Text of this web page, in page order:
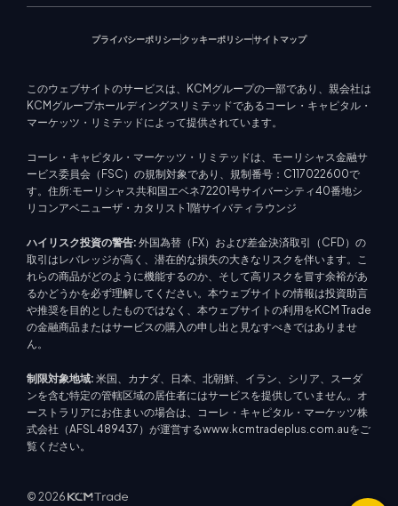
プライバシーポリシークッキーポリシーサイトマップ
このウェブサイトのサービスは、KCMグループの一部であり、親会社は
KCMグループホールディングスリミテッドであるコーレ・キャピタル・
マーケッツ・リミテッドによって提供されています。
コーレ・キャピタル・マーケッツ・リミテッドは、モーリシャス金融サ
ービス委員会（FSC）の規制対象であり、規制番号：C117022600で
す。住所:モーリシャス共和国エベネ72201号サイバーシティ40番地シ
リコンアベニューザ・カタリスト1階サイバティラウンジ
ハイリスク投資の警告: 外国為替（FX）および差金決済取引（CFD）の
取引はレバレッジが高く、潜在的な損失の大きなリスクを伴います。こ
れらの商品がどのように機能するのか、そして高リスクを冒す余裕があ
るかどうかを必ず理解してください。本ウェブサイトの情報は投資助言
や推奨を目的としたものではなく、本ウェブサイトの利用をKCM Trade
の金融商品またはサービスの購入の申し出と見なすべきではありませ
ん。
制限対象地域: 米国、カナダ、日本、北朝鮮、イラン、シリア、スーダ
ンを含む特定の管轄区域の居住者にはサービスを提供していません。オ
ーストラリアにお住まいの場合は、コーレ・キャピタル・マーケッツ株
式会社（AFSL 489437）が運営するwww.kcmtradeplus.com.auをご
覧ください。
© 2026